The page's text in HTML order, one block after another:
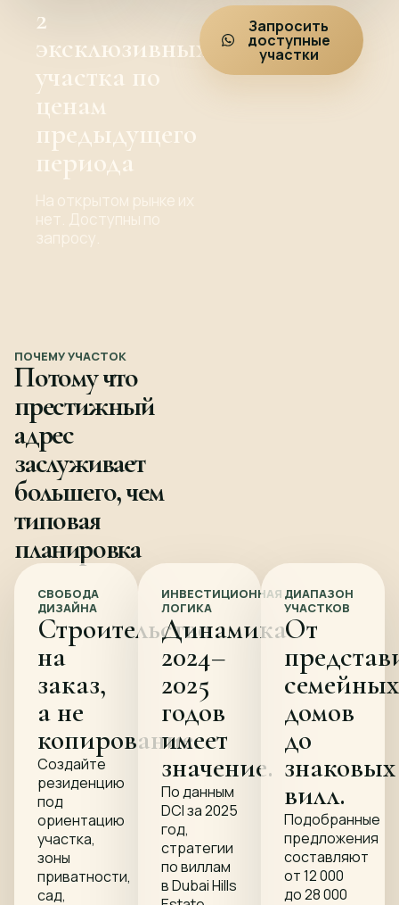
2
эксклюзивных
участка по
ценам
предыдущего
периода
На открытом рынке их
нет. Доступны по
запросу.
Запросить
доступные
участки
ПОЧЕМУ УЧАСТОК
Потому что
престижный
адрес
заслуживает
большего, чем
типовая
планировка
СВОБОДА
ДИЗАЙНА
Строительство
на
заказ,
а не
копирование.
Создайте
резиденцию
под
ориентацию
участка,
зоны
приватности,
сад,
ИНВЕСТИЦИОННАЯ
ЛОГИКА
Динамика
2024–
2025
годов
имеет
значение.
По данным
DCI за 2025
год,
стратегии
по виллам
в Dubai Hills
ДИАПАЗОН
УЧАСТКОВ
От
семейных
домов
до
знаковых
вилл.
Подобранные
предложения
составляют
от 12 000
до 28 000